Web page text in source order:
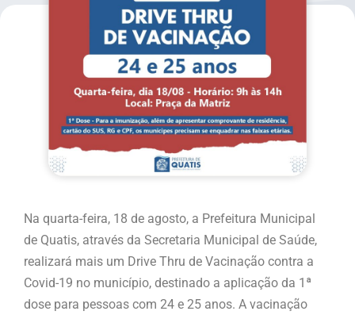
Na quarta-feira, 18 de agosto, a Prefeitura Municipal
de Quatis, através da Secretaria Municipal de Saúde,
realizará mais um Drive Thru de Vacinação contra a
Covid-19 no município, destinado a aplicação da 1ª
dose para pessoas com 24 e 25 anos. A vacinação